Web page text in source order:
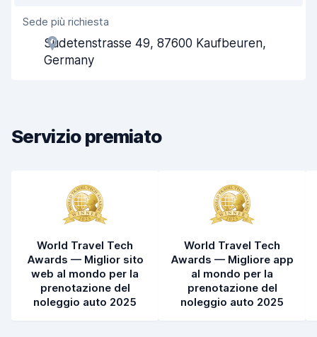
Gentilezza degli agenti
Rapidità del ritiro
Condizioni dell'auto
Sede più richiesta
Sudetenstrasse 49, 87600 Kaufbeuren,
Germany
Servizio premiato
World Travel Tech
Awards — Miglior sito
web al mondo per la
prenotazione del
noleggio auto 2025
World Travel Tech
Awards — Migliore app
al mondo per la
prenotazione del
noleggio auto 2025